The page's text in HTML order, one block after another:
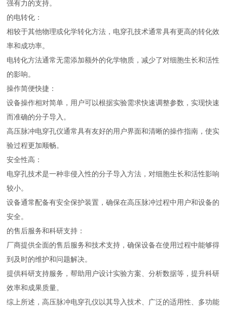
强有力的支持。
的电转化：
相较于其他物理或化学转化方法，电穿孔技术通常具有更高的转化效
率和成功率。
电转化方法通常无需添加额外的化学物质，减少了对细胞生长和活性
的影响。
操作简便快捷：
设备操作相对简单，用户可以根据实验需求快速调整参数，实现快速
而准确的分子导入。
高压脉冲电穿孔仪通常具有友好的用户界面和清晰的操作指南，使实
验过程更加顺畅。
安全性高：
电穿孔技术是一种非侵入性的分子导入方法，对细胞生长和活性影响
较小。
设备通常配备有安全保护装置，确保在高压脉冲过程中用户和设备的
安全。
的售后服务和科研支持：
厂商提供全面的售后服务和技术支持，确保设备在使用过程中能够得
到及时的维护和问题解决。
提供科研支持服务，帮助用户设计实验方案、分析数据等，提升科研
效率和成果质量。
综上所述，高压脉冲电穿孔仪以其导入技术、广泛的适用性、多功能